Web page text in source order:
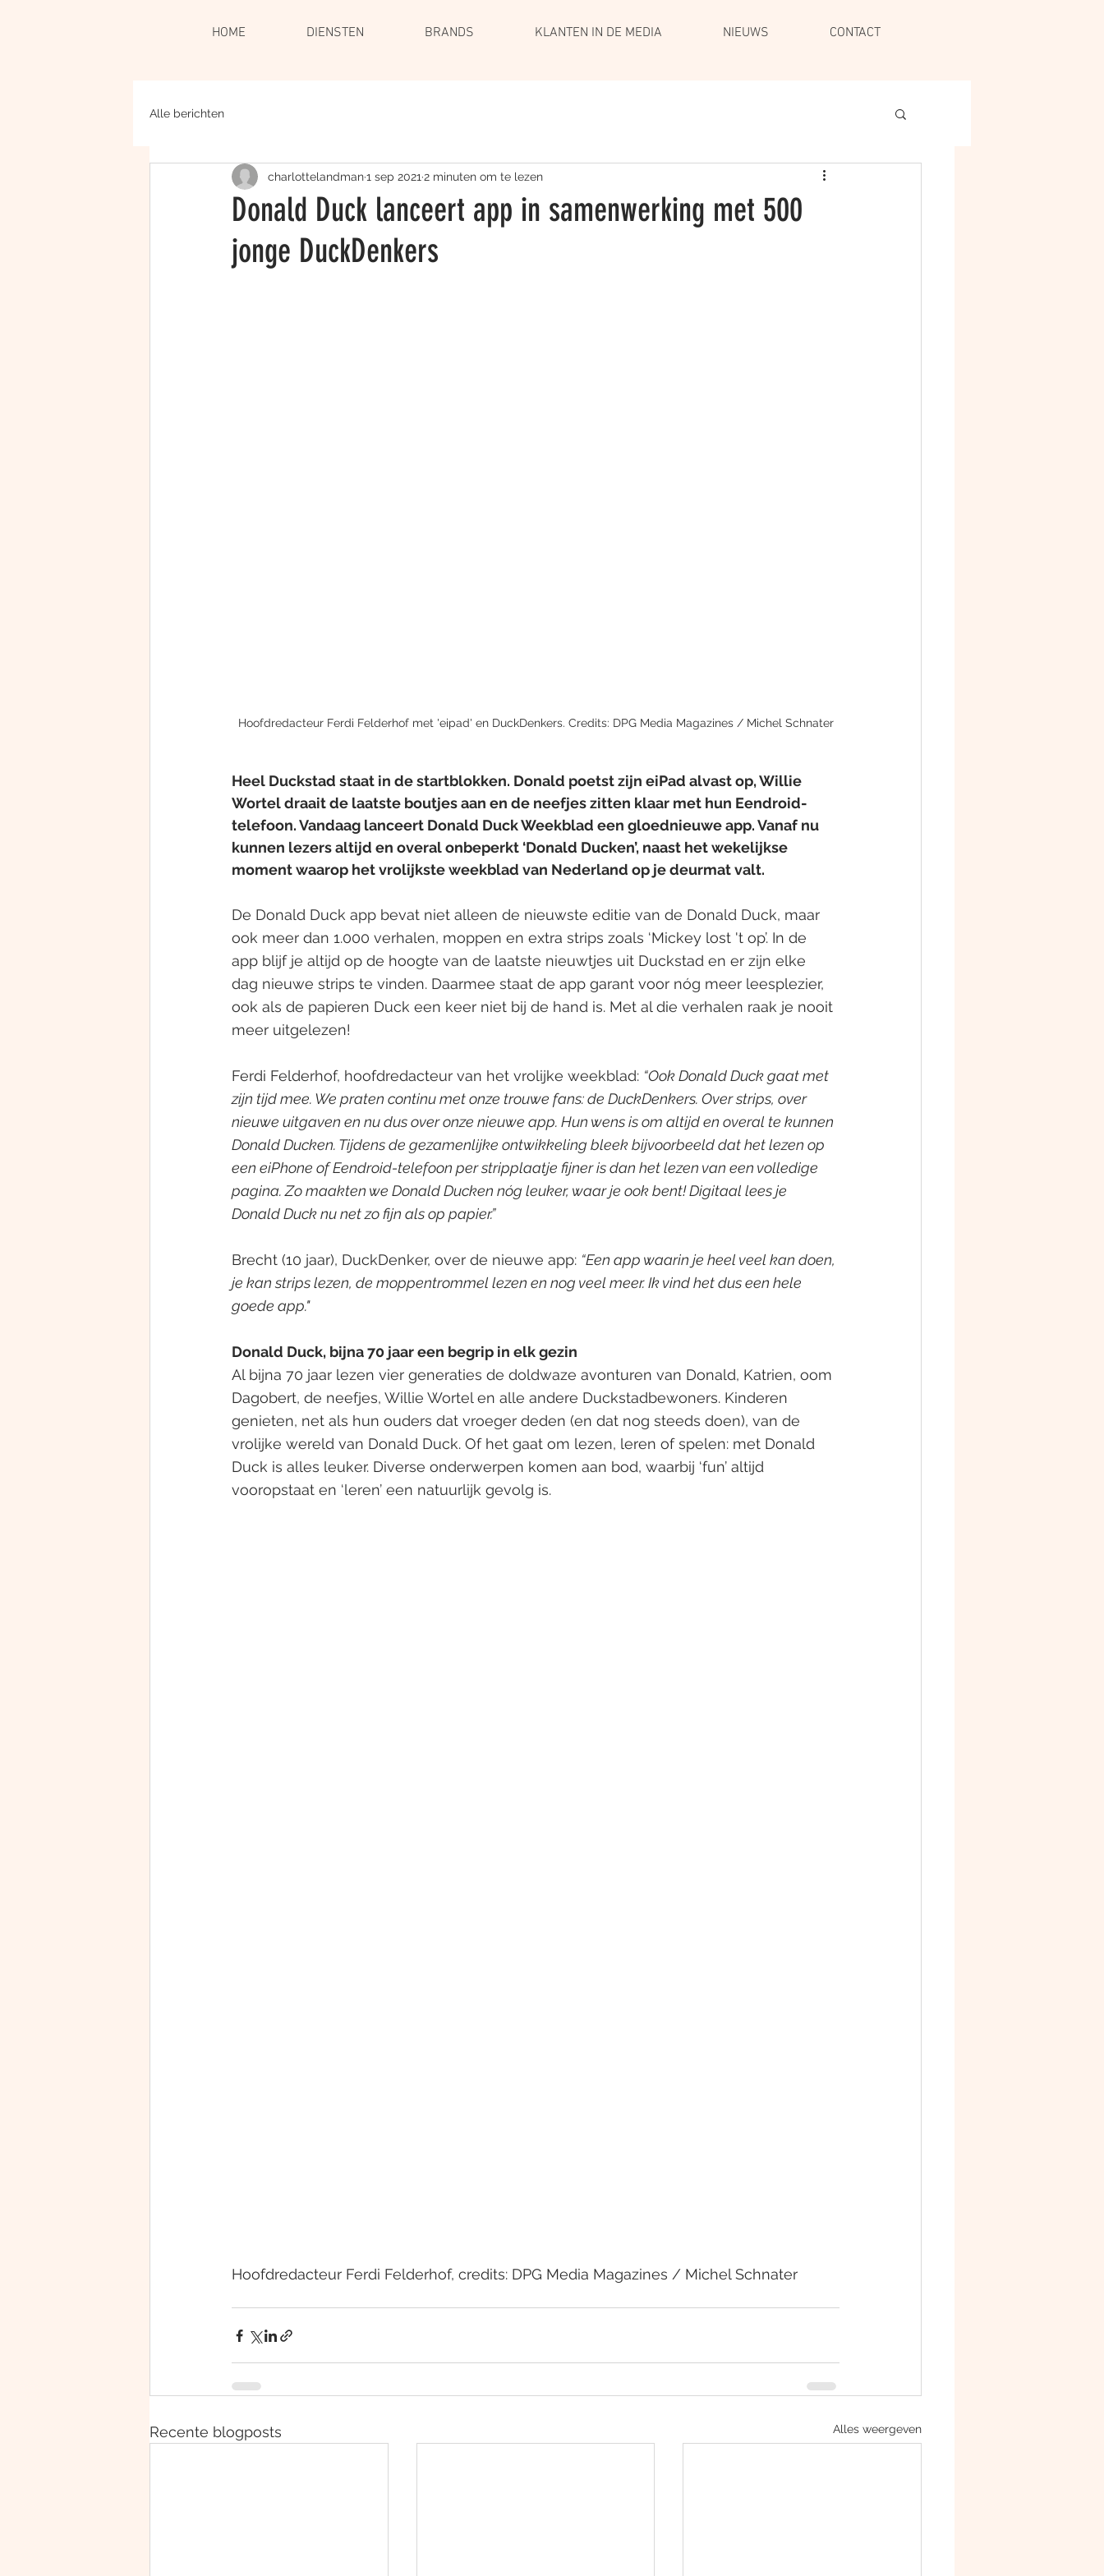
HOME DIENSTEN BRANDS KLANTEN IN DE MEDIA NIEUWS CONTACT
Alle berichten
Donald Duck lanceert app in samenwerking met 500
jonge DuckDenkers
charlottelandman1 sep 2021 2 minuten om te lezen
Hoofdredacteur Ferdi Felderhof met 'eipad' en DuckDenkers. Credits: DPG Media Magazines / Michel Schnater
Heel Duckstad staat in de startblokken. Donald poetst zijn eiPad alvast op, Willie
Wortel draait de laatste boutjes aan en de neefjes zitten klaar met hun Eendroid-
telefoon. Vandaag lanceert Donald Duck Weekblad een gloednieuwe app. Vanaf nu
kunnen lezers altijd en overal onbeperkt ‘Donald Ducken’, naast het wekelijkse
moment waarop het vrolijkste weekblad van Nederland op je deurmat valt.
De Donald Duck app bevat niet alleen de nieuwste editie van de Donald Duck, maar
ook meer dan 1.000 verhalen, moppen en extra strips zoals ‘Mickey lost 't op’. In de
app blijf je altijd op de hoogte van de laatste nieuwtjes uit Duckstad en er zijn elke
dag nieuwe strips te vinden. Daarmee staat de app garant voor nóg meer leesplezier,
ook als de papieren Duck een keer niet bij de hand is. Met al die verhalen raak je nooit
meer uitgelezen!
Ferdi Felderhof, hoofdredacteur van het vrolijke weekblad: “Ook Donald Duck gaat met
zijn tijd mee. We praten continu met onze trouwe fans: de DuckDenkers. Over strips, over
nieuwe uitgaven en nu dus over onze nieuwe app. Hun wens is om altijd en overal te kunnen
Donald Ducken. Tijdens de gezamenlijke ontwikkeling bleek bijvoorbeeld dat het lezen op
een eiPhone of Eendroid-telefoon per stripplaatje fijner is dan het lezen van een volledige
pagina. Zo maakten we Donald Ducken nóg leuker, waar je ook bent! Digitaal lees je
Donald Duck nu net zo fijn als op papier.”
Brecht (10 jaar), DuckDenker, over de nieuwe app: “Een app waarin je heel veel kan doen,
je kan strips lezen, de moppentrommel lezen en nog veel meer. Ik vind het dus een hele
goede app."
Donald Duck, bijna 70 jaar een begrip in elk gezin
Al bijna 70 jaar lezen vier generaties de doldwaze avonturen van Donald, Katrien, oom
Dagobert, de neefjes, Willie Wortel en alle andere Duckstadbewoners. Kinderen
genieten, net als hun ouders dat vroeger deden (en dat nog steeds doen), van de
vrolijke wereld van Donald Duck. Of het gaat om lezen, leren of spelen: met Donald
Duck is alles leuker. Diverse onderwerpen komen aan bod, waarbij ‘fun’ altijd
vooropstaat en ‘leren’ een natuurlijk gevolg is.
Hoofdredacteur Ferdi Felderhof, credits: DPG Media Magazines / Michel Schnater
Recente blogposts Alles weergeven